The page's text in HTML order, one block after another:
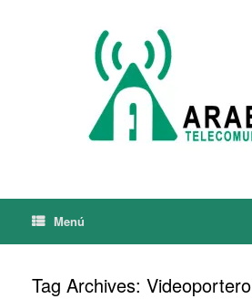
Menú
Tag Archives: Videoportero